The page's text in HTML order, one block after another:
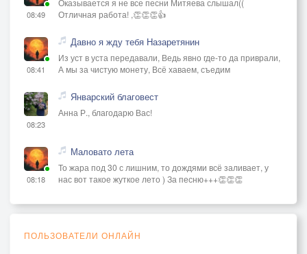
08:49
Отличная работа! ,👏👏👏👍
08:41
Давно я жду тебя Назаретянин
Из уст в уста передавали, Ведь явно где-то да приврали,
А мы за чистую монету, Всё хаваем, съедим
08:23
Январский благовест
Анна Р., благодарю Вас!
08:18
Маловато лета
То жара под 30 с лишним, то дождями всё заливает, у
нас вот такое жуткое лето ) За песню+++👏👏👏
ПОЛЬЗОВАТЕЛИ ОНЛАЙН